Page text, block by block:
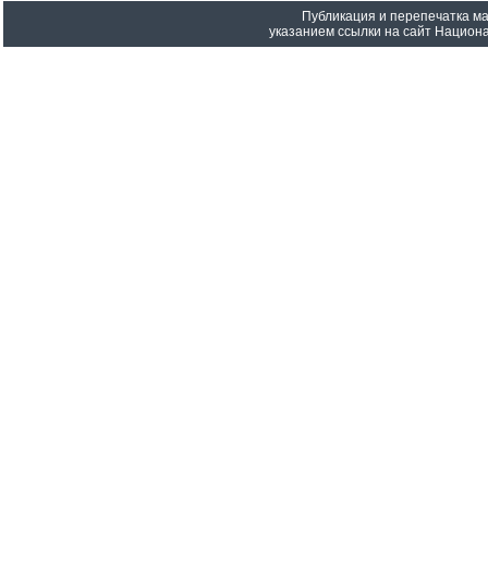
Публикация и перепечатка
указанием ссылки на сайт